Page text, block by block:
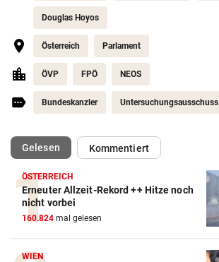
Douglas Hoyos
Österreich Parlament
ÖVP FPÖ NEOS
Bundeskanzler Untersuchungsausschuss
Gelesen(ausgewählt)Kommentiert
ÖSTERREICH
Erneuter Allzeit-Rekord ++ Hitze noch
nicht vorbei
160.824 mal gelesen
WIEN